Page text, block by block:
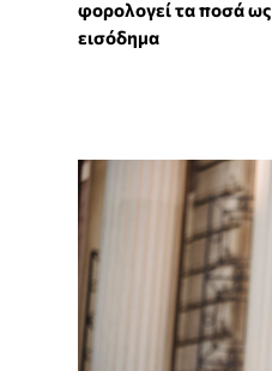
φορολογεί τα ποσά ως
εισόδημα